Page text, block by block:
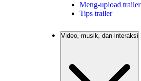
Meng-upload trailer
Tips trailer
Video, musik, dan interaksi